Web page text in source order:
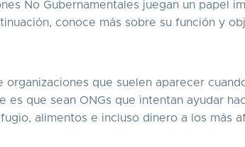
No Gubernamentales juegan un papel
conoce más sobre su función y
que suelen aparecer
que sean ONGs que intentan ayudar
alimentos e incluso dinero a los más